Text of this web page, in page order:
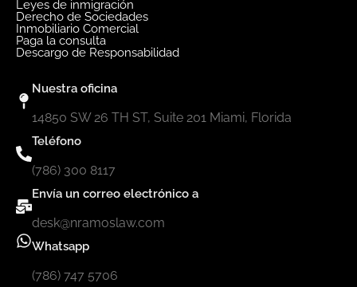
Leyes de inmigración
Derecho de Sociedades
Inmobiliario Comercial
Paga la consulta
Descargo de Responsabilidad
Nuestra oficina
14850 SW 26 TH ST, Suite 201 Miami, Florida
Teléfono
(786) 300 8117
Envía un correo electrónico a
desk@nramoslaw.com
Whatsapp
(786) 747 5706